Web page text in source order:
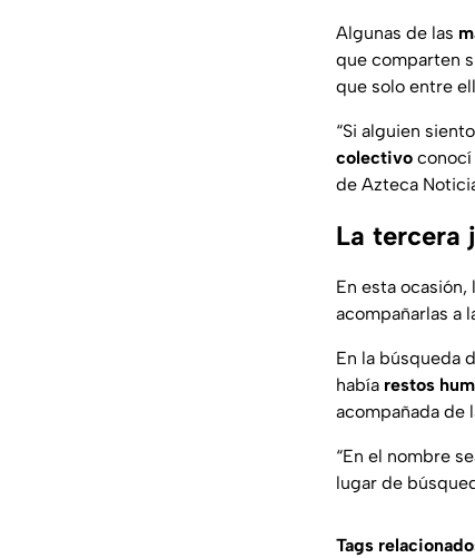
Algunas de las
que comparten
que solo entre
“Si alguien
colectivo conocí
de Azteca
La tercera
En esta ocasión,
acompañarlas a
En la búsqueda
había restos
acompañada de
“En el nombre
lugar de
Tags